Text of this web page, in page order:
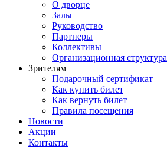
О дворце
Залы
Руководство
Партнеры
Коллективы
Организационная структура
Зрителям
Подарочный сертификат
Как купить билет
Как вернуть билет
Правила посещения
Новости
Акции
Контакты